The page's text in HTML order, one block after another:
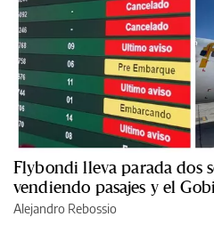
Flybondi lleva parada dos
vendiendo pasajes y el
Alejandro Rebossio